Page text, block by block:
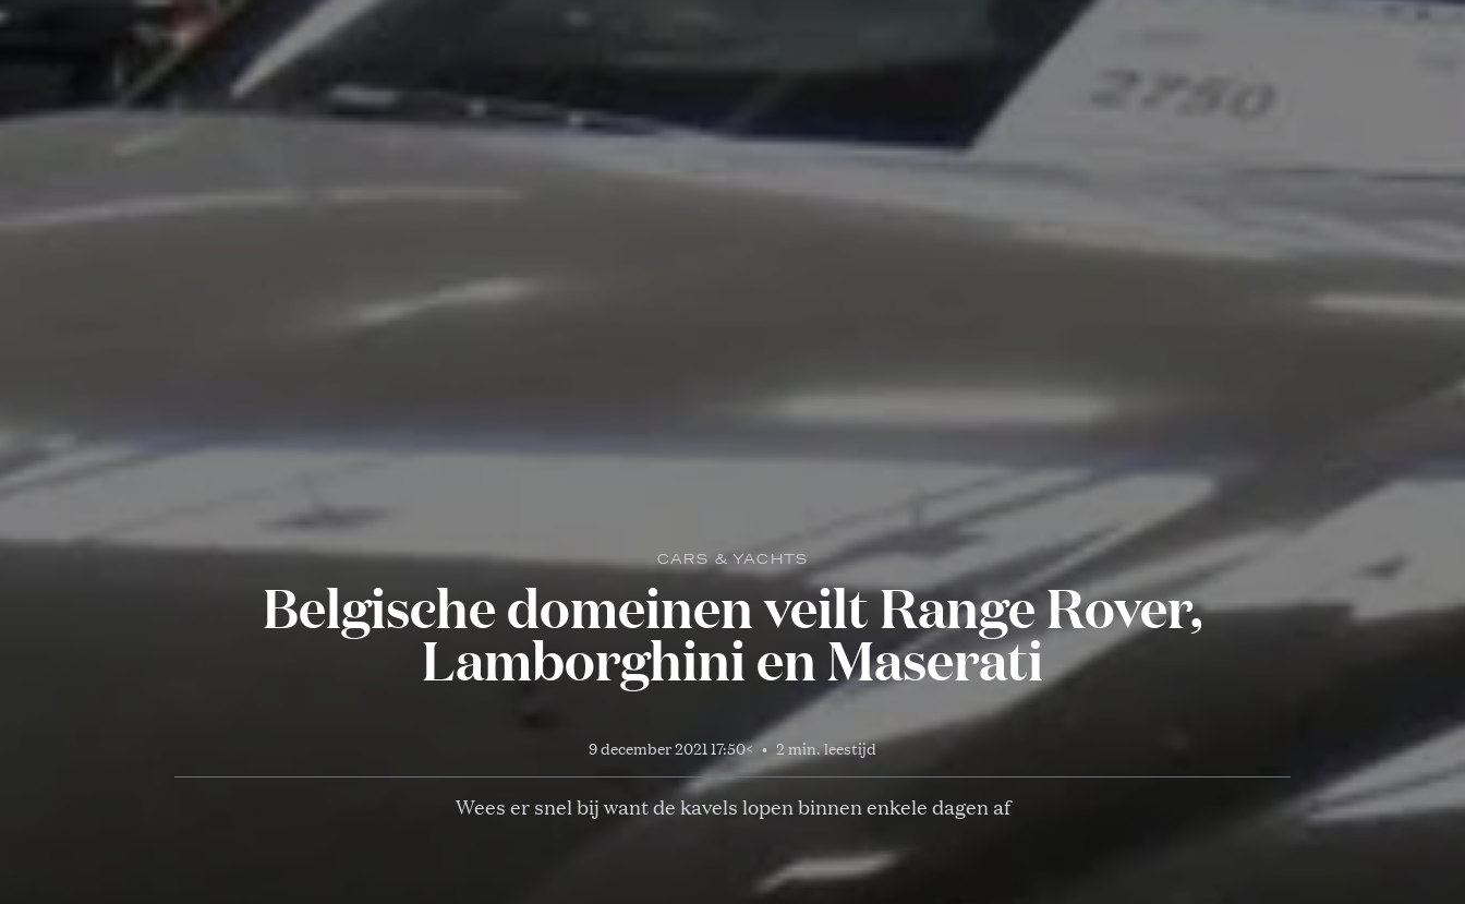
CARS & YACHTS
Belgische domeinen veilt Range Rover,
Lamborghini en Maserati
9 december 2021 17:50< • 2 min. leestijd
Wees er snel bij want de kavels lopen binnen enkele dagen af